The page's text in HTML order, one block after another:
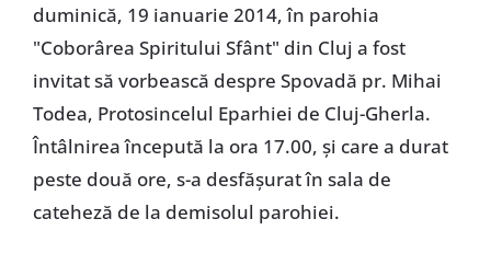
duminică, 19 ianuarie 2014, în parohia
"Coborârea Spiritului Sfânt" din Cluj a fost
invitat să vorbească despre Spovadă pr. Mihai
Todea, Protosincelul Eparhiei de Cluj-Gherla.
Întâlnirea începută la ora 17.00, şi care a durat
peste două ore, s-a desfăşurat în sala de
cateheză de la demisolul parohiei.